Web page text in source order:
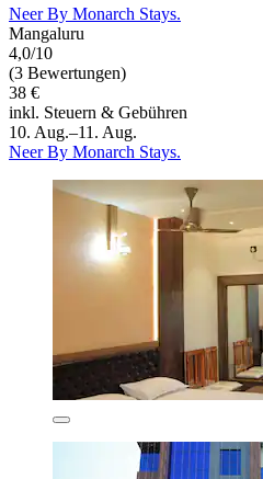
Neer By Monarch Stays.
Mangaluru
4,0/10
(3 Bewertungen)
38 €
inkl. Steuern & Gebühren
10. Aug.–11. Aug.
Neer By Monarch Stays.